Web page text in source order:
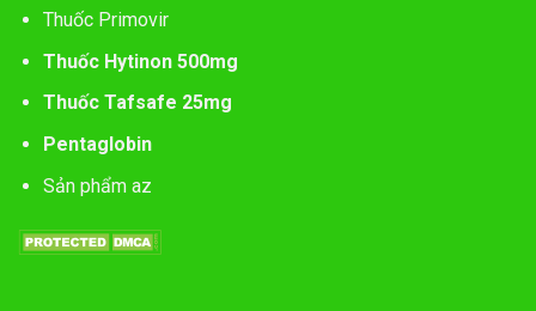
Thuốc Primovir
Thuốc Hytinon 500mg
Thuốc Tafsafe 25mg
Pentaglobin
Sản phẩm az